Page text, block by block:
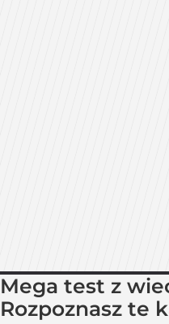
Mega test z
Rozpoznasz te